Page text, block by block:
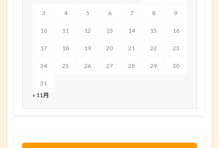
3 4 5 6 7 8 9
10 11 12 13 14 15 16
17 18 19 20 21 22 23
24 25 26 27 28 29 30
31
« 11月